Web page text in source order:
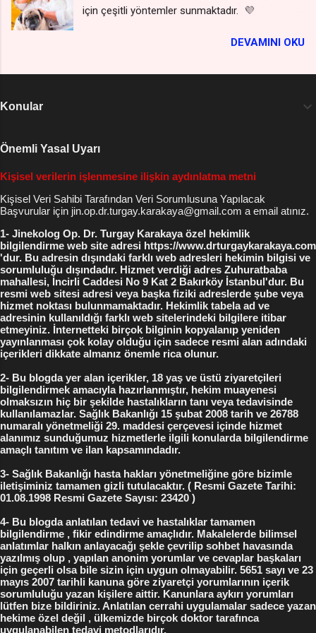
binlerce yorum okumak için şuna tıklayın : vajina
genişlemesi bayanlarda sıklıkla ; Cinsel haz
vajinal enfeksiyonlar ve başa çıkılamayan kötü
için çeşitli yöntemler sunmaktadır. 💜
dikiş izi veya tırtık gibi izler kalmaz, dokuları
Vajinal radyofrekans, bu yenilikçi yöntemlerden
yöntemidir. *** Boydan Boya Cerrahi Vajina
*** ( kişiler listesine kaydetmeniz gerekmez -
gizli kalır ) Vajina Daraltma Yaptıranların
Yorumları Vajina Daraltma Yaptıranlar ( blog
site yorumları ) Jinekolog Op. Dr. Turgay
Karakaya Cerrahpaşa Tıp Fak. Diploma Uzmanlık
Belgesi İşyeri Ruhsatı ve Vergi Levhası İncirli
Cad No 9 Bakırköy Meydanı İstanbul 0212 227
55 19 0532 221 3007 WhatsApp , Telegram
0542 215 7274 WhatsApp Bakır...
DEVAMINI OKU
Konular
Önemli Yasal Uyarı
Kişisel verilerin işlenmesine ilişkin aydınlatma metni
Kişisel Veri Sahibi Tarafından Veri Sorumlusuna Yapılacak
Başvurular için jin.op.dr.turgay.karakaya@gmail.com a email atınız.
1- Jinekolog Op. Dr. Turgay Karakaya özel hekimlik
bilgilendirme web site adresi https://www.drturgaykarakaya.com
'dur. Bu adresin dışındaki farklı web adresleri hekimin bilgisi ve
sorumluluğu dışındadır. Hizmet verdiği adres Zuhuratbaba
mahallesi, İncirli Caddesi No 9 Kat 2 Bakırköy İstanbul'dur. Bu
resmi web sitesi adresi veya başka fiziki adreslerde şube veya
hizmet noktası bulunmamaktadır. Hekimlik tabela ad ve
adresinin kullanıldığı farklı web sitelerindeki bilgilere itibar
etmeyiniz. İnternetteki birçok bilginin kopyalanıp yeniden
yayınlanması çok kolay olduğu için sadece resmi alan adındaki
içerikleri dikkate almanız önemle rica olunur.
2- Bu blogda yer alan içerikler, 18 yaş ve üstü ziyaretçileri
bilgilendirmek amacıyla hazırlanmıştır, hekim muayenesi
olmaksızın hiç bir şekilde hastalıkların tanı veya tedavisinde
kullanılamazlar. Sağlık Bakanlığı 15 şubat 2008 tarih ve 26788
numaralı yönetmeliği 29. maddesi çerçevesi içinde hizmet
alanımız sunduğumuz hizmetlerle ilgili konularda bilgilendirme
amaçlı tanıtım ve ilan kapsamındadır.
3- Sağlık Bakanlığı hasta hakları yönetmeliğine göre bizimle
iletişiminiz tamamen gizli tutulacaktır. ( Resmi Gazete Tarihi:
01.08.1998 Resmi Gazete Sayısı: 23420 )
4- Bu blogda anlatılan tedavi ve hastalıklar tamamen
bilgilendirme , fikir edindirme amaçlıdır. Makalelerde bilimsel
anlatımlar halkın anlayacağı şekle çevrilip sohbet havasında
yazılmış olup , yapılan anonim yorumlar ve cevaplar başkaları
için geçerli olsa bile sizin için uygun olmayabilir. 5651 sayı ve 23
mayıs 2007 tarihli kanuna göre ziyaretçi yorumlarının içerik
sorumluluğu yazan kişilere aittir. Kanunlara aykırı yorumları
lütfen bize bildiriniz. Anlatılan cerrahi uygulamalar sadece yazan
hekime özel değil , ülkemizde birçok doktor tarafınca
uygulanabilen tedavi metodlarıdır.